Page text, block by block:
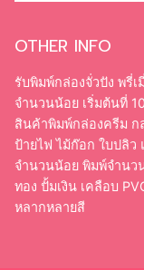
OTHER INFO
รับพิมพ์กล่องจั่วปัง พรี่
จำนวนน้อย เริ่มต้นที่
สินค้าพิมพ์กล่องครีม ก
ป้ายไฟ ไม้ก๊อก ใบปลิว
จำนวนน้อย พิมพ์จำนว
ทอง ปั้มเงิน เคลือบ
หลากหลายสี